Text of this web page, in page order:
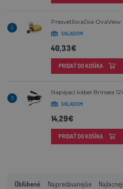
2
Presvetľovačka
SKLADOM
40,33€
PRIDAŤ DO KOŠÍKA
3
Napájací kábel Brinsea
SKLADOM
14,29€
PRIDAŤ DO KOŠÍKA
Obľúbené Najpredávanejšie